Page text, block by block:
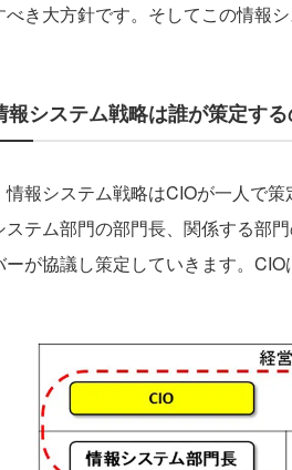
べき大方針です。そしてこの情報
報システム戦略は誰が策定す
情報システム戦略はCIOが一人で
ステム部門の部門長、関係する部
ーが協議し策定していきます。CIO